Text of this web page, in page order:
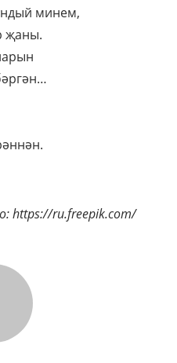
минем,
җаны.
https://ru.freepik.com/